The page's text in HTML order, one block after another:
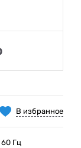
В избранное
60 Гц